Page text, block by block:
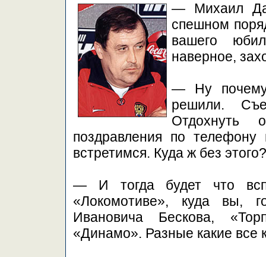
— Михаил
спешном
вашего
наверное,
— Ну почему
решили.
поздравления по
встретимся. Куда ж без этого?
— И тогда будет что
«Локомотиве», куда вы,
Ивановича Бескова,
«Динамо». Разные какие все